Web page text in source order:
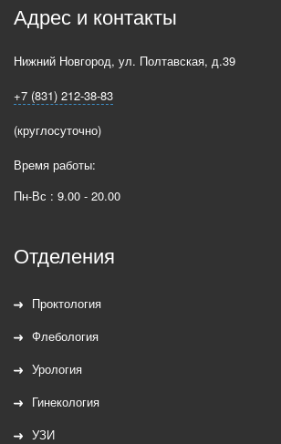
Адрес и контакты
Нижний Новгород, ул. Полтавская, д.39
+7 (831) 212-38-83
(круглосуточно)
Время работы:
Пн-Вс : 9.00 - 20.00
Отделения
Проктология
Флебология
Урология
Гинекология
УЗИ